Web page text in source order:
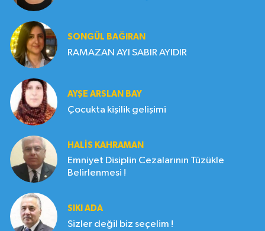
SONGÜL BAĞIRAN
RAMAZAN AYI SABIR AYIDIR
AYŞE ARSLAN BAY
Çocukta kişilik gelişimi
HALIS KAHRAMAN
Emniyet Disiplin Cezalarının Tüzükle
Belirlenmesi !
SIKI ADA
Sizler değil biz seçelim !